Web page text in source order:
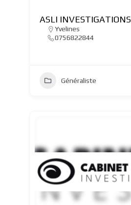
ASLI INVESTIGATIONS
Yvelines
0756822844
Généraliste